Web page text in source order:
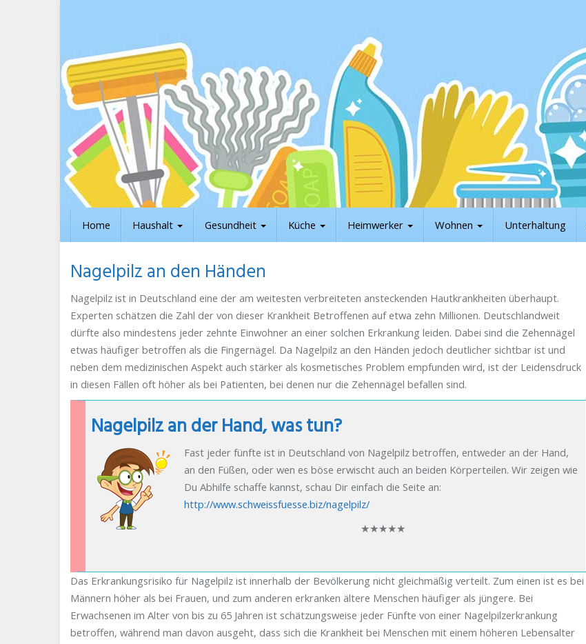
Home Haushalt Gesundheit Küche Heimwerker Wohnen Unterhaltung
Nagelpilz an den Händen
Nagelpilz ist in Deutschland eine der am weitesten verbreiteten ansteckenden Hautkrankheiten überhaupt.
Experten schätzen die Zahl der von dieser Krankheit Betroffenen auf etwa zehn Millionen. Deutschlandweit
dürfte also mindestens jeder zehnte Einwohner an einer solchen Erkrankung leiden. Dabei sind die Zehennägel
etwas häufiger betroffen als die Fingernägel. Da Nagelpilz an den Händen jedoch deutlicher sichtbar ist und
neben dem medizinischen Aspekt auch stärker als kosmetisches Problem empfunden wird, ist der Leidensdruck
in diesen Fällen oft höher als bei Patienten, bei denen nur die Zehennägel befallen sind.
Nagelpilz an der Hand, was tun?
Fast jeder fünfte ist in Deutschland von Nagelpilz betroffen, entweder an der Hand,
an den Füßen, oder wen es böse erwischt auch an beiden Körperteilen. Wir zeigen wie
Du Abhilfe schaffe kannst, schau Dir einfach die Seite an:
http://www.schweissfuesse.biz/nagelpilz/
★★★★★
Das Erkrankungsrisiko für Nagelpilz ist innerhalb der Bevölkerung nicht gleichmäßig verteilt. Zum einen ist es bei
Männern höher als bei Frauen, und zum anderen erkranken ältere Menschen häufiger als jüngere. Bei
Erwachsenen im Alter von bis zu 65 Jahren ist schätzungsweise jeder Fünfte von einer Nagelpilzerkrankung
betroffen, während man davon ausgeht, dass sich die Krankheit bei Menschen mit einem höheren Lebensalter